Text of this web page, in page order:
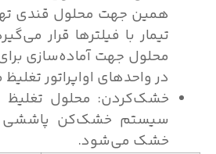
همین جهت محلول قندی
تیمار با فیلتر‌ها قرار
محلول جهت آماده‌سازی
در واحد‌های اواپراتور
خشک‌کردن: محلول تغلیظ
خشک می‌شود.